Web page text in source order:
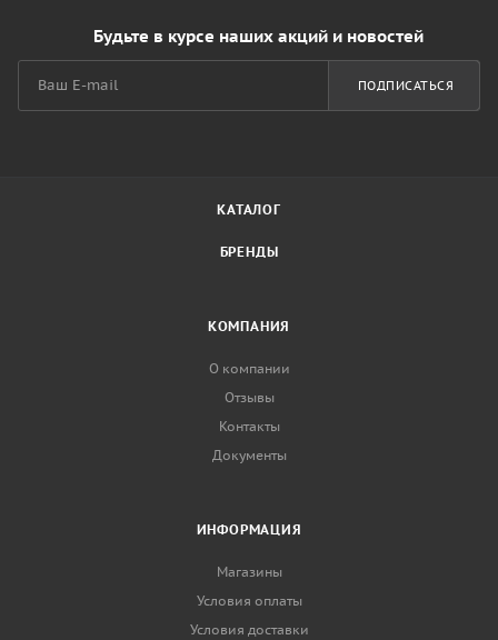
Будьте в курсе наших акций и новостей
ПОДПИСАТЬСЯ
КАТАЛОГ
БРЕНДЫ
КОМПАНИЯ
О компании
Отзывы
Контакты
Документы
ИНФОРМАЦИЯ
Магазины
Условия оплаты
Условия доставки